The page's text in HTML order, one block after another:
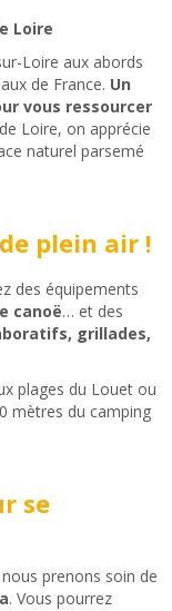
Loire
Loire aux abords
de France. Un
vous ressourcer
Loire, on apprécie
naturel parsemé
plein air !
des équipements
canoë… et des
grillades,
plages du Louet ou
mètres du camping
se
prenons soin de
. Vous pourrez